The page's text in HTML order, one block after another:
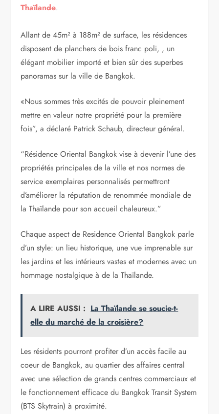
Thaïlande.
Allant de 45m² à 188m² de surface, les résidences
disposent de planchers de bois franc poli, , un
élégant mobilier importé et bien sûr des superbes
panoramas sur la ville de Bangkok.
«Nous sommes très excités de pouvoir pleinement
mettre en valeur notre propriété pour la première
fois”, a déclaré Patrick Schaub, directeur général.
“Résidence Oriental Bangkok vise à devenir l’une des
propriétés principales de la ville et nos normes de
service exemplaires personnalisés permettront
d’améliorer la réputation de renommée mondiale de
la Thaïlande pour son accueil chaleureux.”
Chaque aspect de Residence Oriental Bangkok parle
d’un style: un lieu historique, une vue imprenable sur
les jardins et les intérieurs vastes et modernes avec un
hommage nostalgique à de la Thaïlande.
A LIRE AUSSI : La Thaïlande se soucie-t-
elle du marché de la croisière?
Les résidents pourront profiter d’un accès facile au
coeur de Bangkok, au quartier des affaires central
avec une sélection de grands centres commerciaux et
le fonctionnement efficace du Bangkok Transit System
(BTS Skytrain) à proximité.